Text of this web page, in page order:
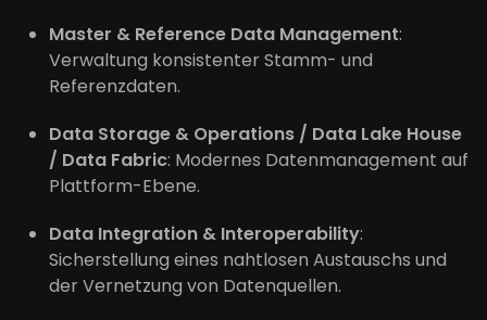
Master & Reference Data Management:
Verwaltung konsistenter Stamm- und
Referenzdaten.
Data Storage & Operations / Data Lake House
/ Data Fabric: Modernes Datenmanagement auf
Plattform-Ebene.
Data Integration & Interoperability:
Sicherstellung eines nahtlosen Austauschs und
der Vernetzung von Datenquellen.